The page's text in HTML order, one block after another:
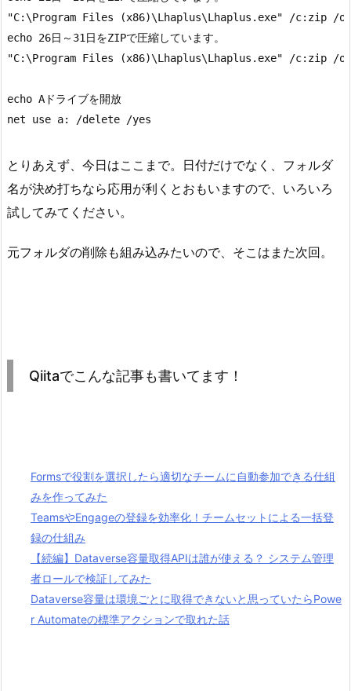
"C:\Program Files (x86)\Lhaplus\Lhaplus.exe" /c:zip /
echo 26日～31日をZIPで圧縮しています。
"C:\Program Files (x86)\Lhaplus\Lhaplus.exe" /c:zip
echo Aドライブを開放
net use a: /delete /yes
とりあえず、今日はここまで。日付だけでなく、フォルダ
名が決め打ちなら応用が利くとおもいますので、いろいろ
試してみてください。
元フォルダの削除も組み込みたいので、そこはまた次回。
Qiitaでこんな記事も書いてます！
Formsで役割を選択したら適切なチームに自動参加できる仕組
みを作ってみた
TeamsやEngageの登録を効率化！チームセットによる一括登
録の仕組み
【続編】Dataverse容量取得APIは誰が使える？ システム管理
者ロールで検証してみた
Dataverse容量は環境ごとに取得できないと思っていたらPowe
r Automateの標準アクションで取れた話